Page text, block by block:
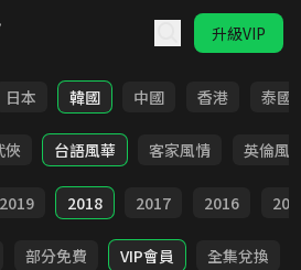
升級VIP
日本 韓國 中國 香港 泰國
俠 台語風華 客家風情 英倫風
2019 2018 2017 2016
部分免費 VIP會員 全集兌換